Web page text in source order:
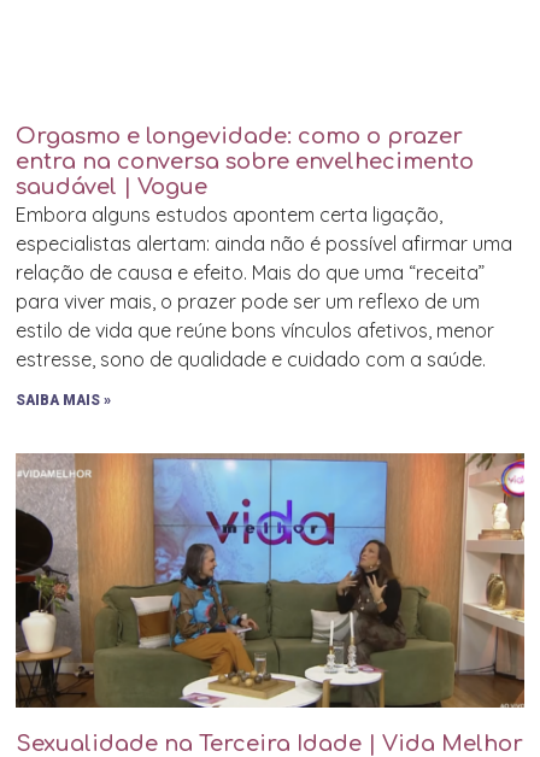
Orgasmo e longevidade: como o prazer
entra na conversa sobre envelhecimento
saudável | Vogue
Embora alguns estudos apontem certa ligação,
especialistas alertam: ainda não é possível afirmar uma
relação de causa e efeito. Mais do que uma “receita”
para viver mais, o prazer pode ser um reflexo de um
estilo de vida que reúne bons vínculos afetivos, menor
estresse, sono de qualidade e cuidado com a saúde.
SAIBA MAIS »
Sexualidade na Terceira Idade | Vida Melhor